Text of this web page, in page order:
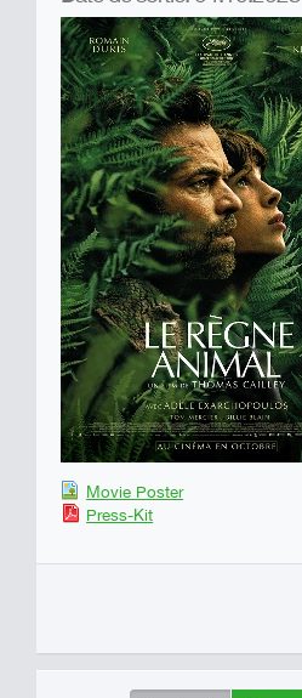
Movie Poster
Press-Kit